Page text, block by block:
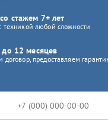
стажем 7+ лет
техникой любой сложности
до 12 месяцев
договор, предоставляем